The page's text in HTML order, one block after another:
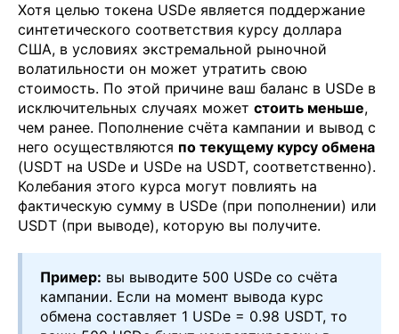
Хотя целью токена USDe является поддержание
синтетического соответствия курсу доллара
США, в условиях экстремальной рыночной
волатильности он может утратить свою
стоимость. По этой причине ваш баланс в USDe в
исключительных случаях может стоить меньше,
чем ранее. Пополнение счёта кампании и вывод с
него осуществляются по текущему курсу обмена
(USDT на USDe и USDe на USDT, соответственно).
Колебания этого курса могут повлиять на
фактическую сумму в USDe (при пополнении) или
USDT (при выводе), которую вы получите.
Пример: вы выводите 500 USDe со счёта
кампании. Если на момент вывода курс
обмена составляет 1 USDe = 0.98 USDT, то